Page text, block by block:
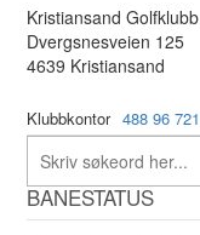
Kristiansand Golfklubb
Dvergsnesveien 125
4639 Kristiansand
Klubbkontor 488 96 721
BANESTATUS